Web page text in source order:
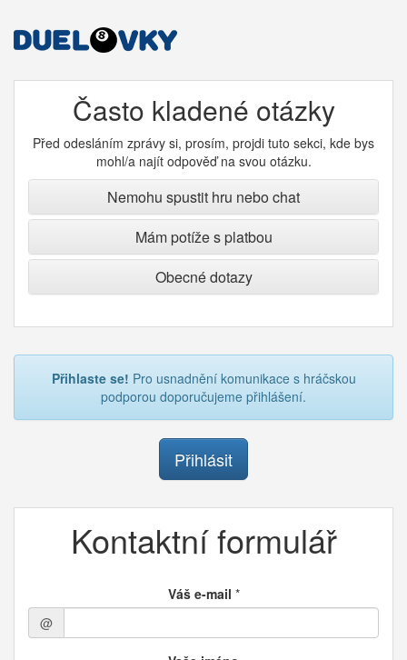
Často kladené otázky
Před odesláním zprávy si, prosím, projdi tuto sekci, kde bys
mohl/a najít odpověď na svou otázku.
Nemohu spustit hru nebo chat
Mám potíže s platbou
Obecné dotazy
Přihlaste se! Pro usnadnění komunikace s hráčskou
podporou doporučujeme přihlášení.
Přihlásit
Kontaktní formulář
Váš e-mail *
@